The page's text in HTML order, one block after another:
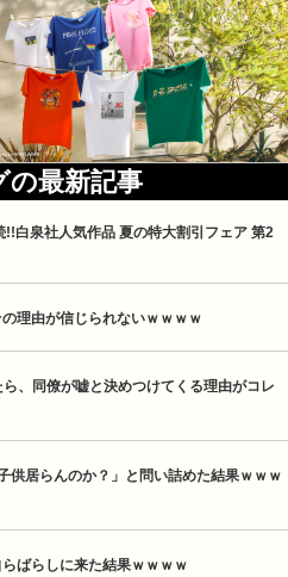
の最新記事
白泉社人気作品 夏の特大割引フェア 第2
理由が信じられないｗｗｗｗ
、同僚が嘘と決めつけてくる理由がコレ
供居らんのか？」と問い詰めた結果ｗｗｗ
ばらしに来た結果ｗｗｗｗ